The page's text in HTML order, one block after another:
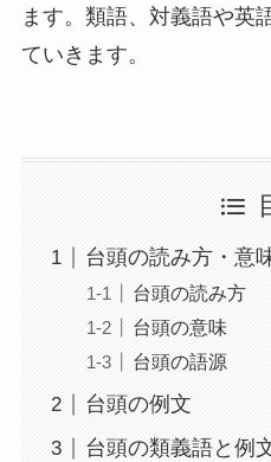
ます。類語、対義語や英
ていきます。
台頭の読み方・意
台頭の読み方
台頭の意味
台頭の語源
台頭の例文
台頭の類義語と例